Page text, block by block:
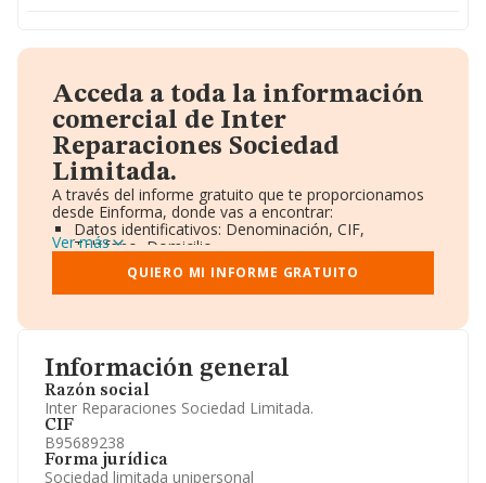
Información general
Razón social
Inter Reparaciones Sociedad Limitada.
CIF
B95689238
Forma jurídica
Sociedad limitada unipersonal
Acceda a toda la información
comercial de Inter
Reparaciones Sociedad
Limitada.
A través del informe gratuito que te proporcionamos
desde Einforma, donde vas a encontrar:
Datos identificativos: Denominación, CIF,
Teléfono, Domicilio.
Informe Mercantil Completo (BORME).
Gráficos de Evolución Ventas y Empleados.
Consejo de Administración y Administradores.
Accionistas.
Artículos de prensa publicados sobre la empresa.
Información oficial y registral complementaria.
Ver más
QUIERO MI INFORME GRATUITO